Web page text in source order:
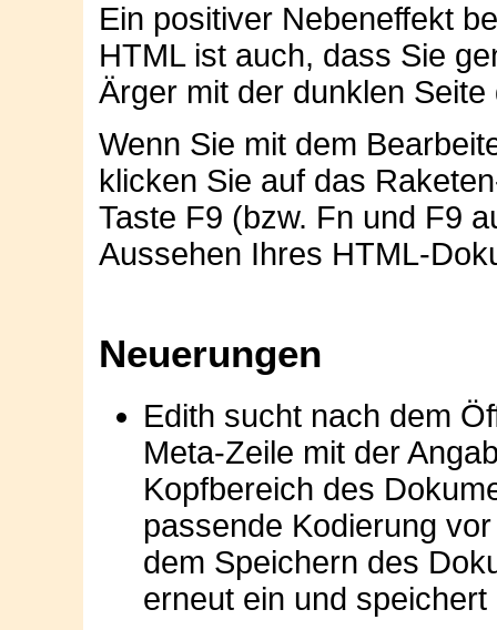
Ein positiver Nebeneffekt
HTML ist auch, dass Sie
Ärger mit der dunklen
Wenn Sie mit dem
klicken Sie auf das
Taste F9 (bzw. Fn und F9
Aussehen Ihres HTML-
Neuerungen
Edith sucht nach dem
Meta-Zeile mit der
Kopfbereich des
passende Kodierung
dem Speichern des
erneut ein und